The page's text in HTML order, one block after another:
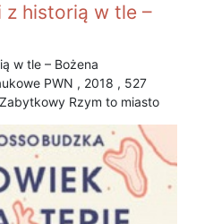
z historią w tle –
w tle – Bożena
PWN , 2018 , 527
Rzym to miasto